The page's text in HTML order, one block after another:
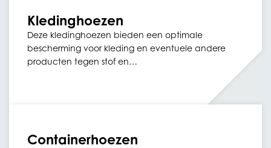
Kledinghoezen
Deze kledinghoezen bieden een optimale
bescherming voor kleding en eventuele andere
producten tegen stof en…
Containerhoezen